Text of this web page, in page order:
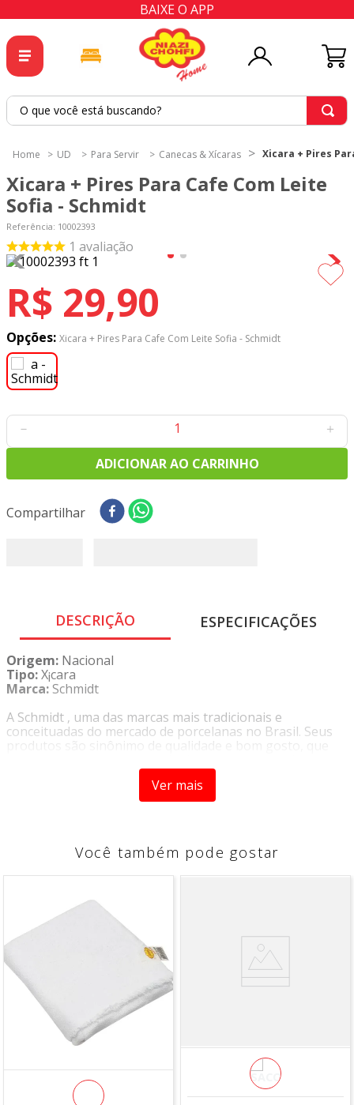
BAIXE O APP
O que você está buscando?
UD Para Servir Canecas & Xícaras Xicara + Pires
Xicara + Pires Para Cafe Com Leite
Sofia - Schmidt
Referência: 10002393
1 avaliação
R$ 29,90
Opções: Xicara + Pires Para Cafe Com Leite Sofia - Schmidt
＋
－
ADICIONAR AO CARRINHO
Compartilhar
DESCRIÇÃO ESPECIFICAÇÕES
Origem: Nacional
Tipo:X¡cara
Marca: Schmidt
A Schmidt ‚ uma das marcas mais tradicionais e
conceituadas do mercado de porcelanas no Brasil. Seus
produtos são sinônimo de qualidade e bom gosto, que
Produzido em porcelana, aX¡cara + Pires para Café
O PRODUTO ACOMPANHA
MATERIAL
*Imagens meramente ilustrativas
Ver mais
Você também pode gostar
2º
tapete
cortina
4º
tecido percal
6º
tecido tricoline
7º
percal
8
tricoline digital
9º
tecido oxford
10º toalha mesa